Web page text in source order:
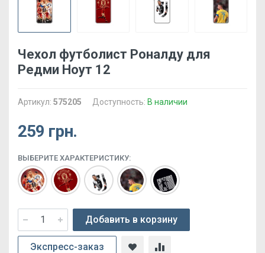
Чехол футболист Роналду для
Редми Ноут 12
Артикул: 575205 Доступность: В наличии
259 грн.
ВЫБЕРИТЕ ХАРАКТЕРИСТИКУ:
Добавить в корзину
Экспресс-заказ